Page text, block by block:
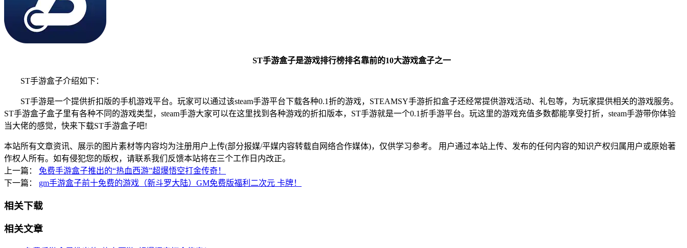
ST手游盒子是游戏排行榜排名靠前的10大游戏盒子之一
ST手游盒子介绍如下：
ST手游是一个提供折扣版的手机游戏平台。玩家可以通过该steam手游平台下载各种0.1折的游戏，STEAMSY手游折扣盒子还经常提供游戏活动、礼包等，为玩家提供相关的游戏服务。
ST手游盒子盒子里有各种不同的游戏类型，steam手游大家可以在这里找到各种游戏的折扣版本，ST手游就是一个0.1折手游平台。玩这里的游戏充值多数都能享受打折，steam手游带你体验
当大佬的感觉，快来下载ST手游盒子吧!
本站所有文章资讯、展示的图片素材等内容均为注册用户上传(部分报媒/平媒内容转载自网络合作媒体)，仅供学习参考。 用户通过本站上传、发布的任何内容的知识产权归属用户或原始著
作权人所有。如有侵犯您的版权，请联系我们反馈本站将在三个工作日内改正。
上一篇：
免费手游盒子推出的“热血西游”超爆悟空打金传奇！
下一篇：
gm手游盒子前十免费的游戏（新斗罗大陆）GM免费版福利二次元 卡牌！
相关下载
相关文章